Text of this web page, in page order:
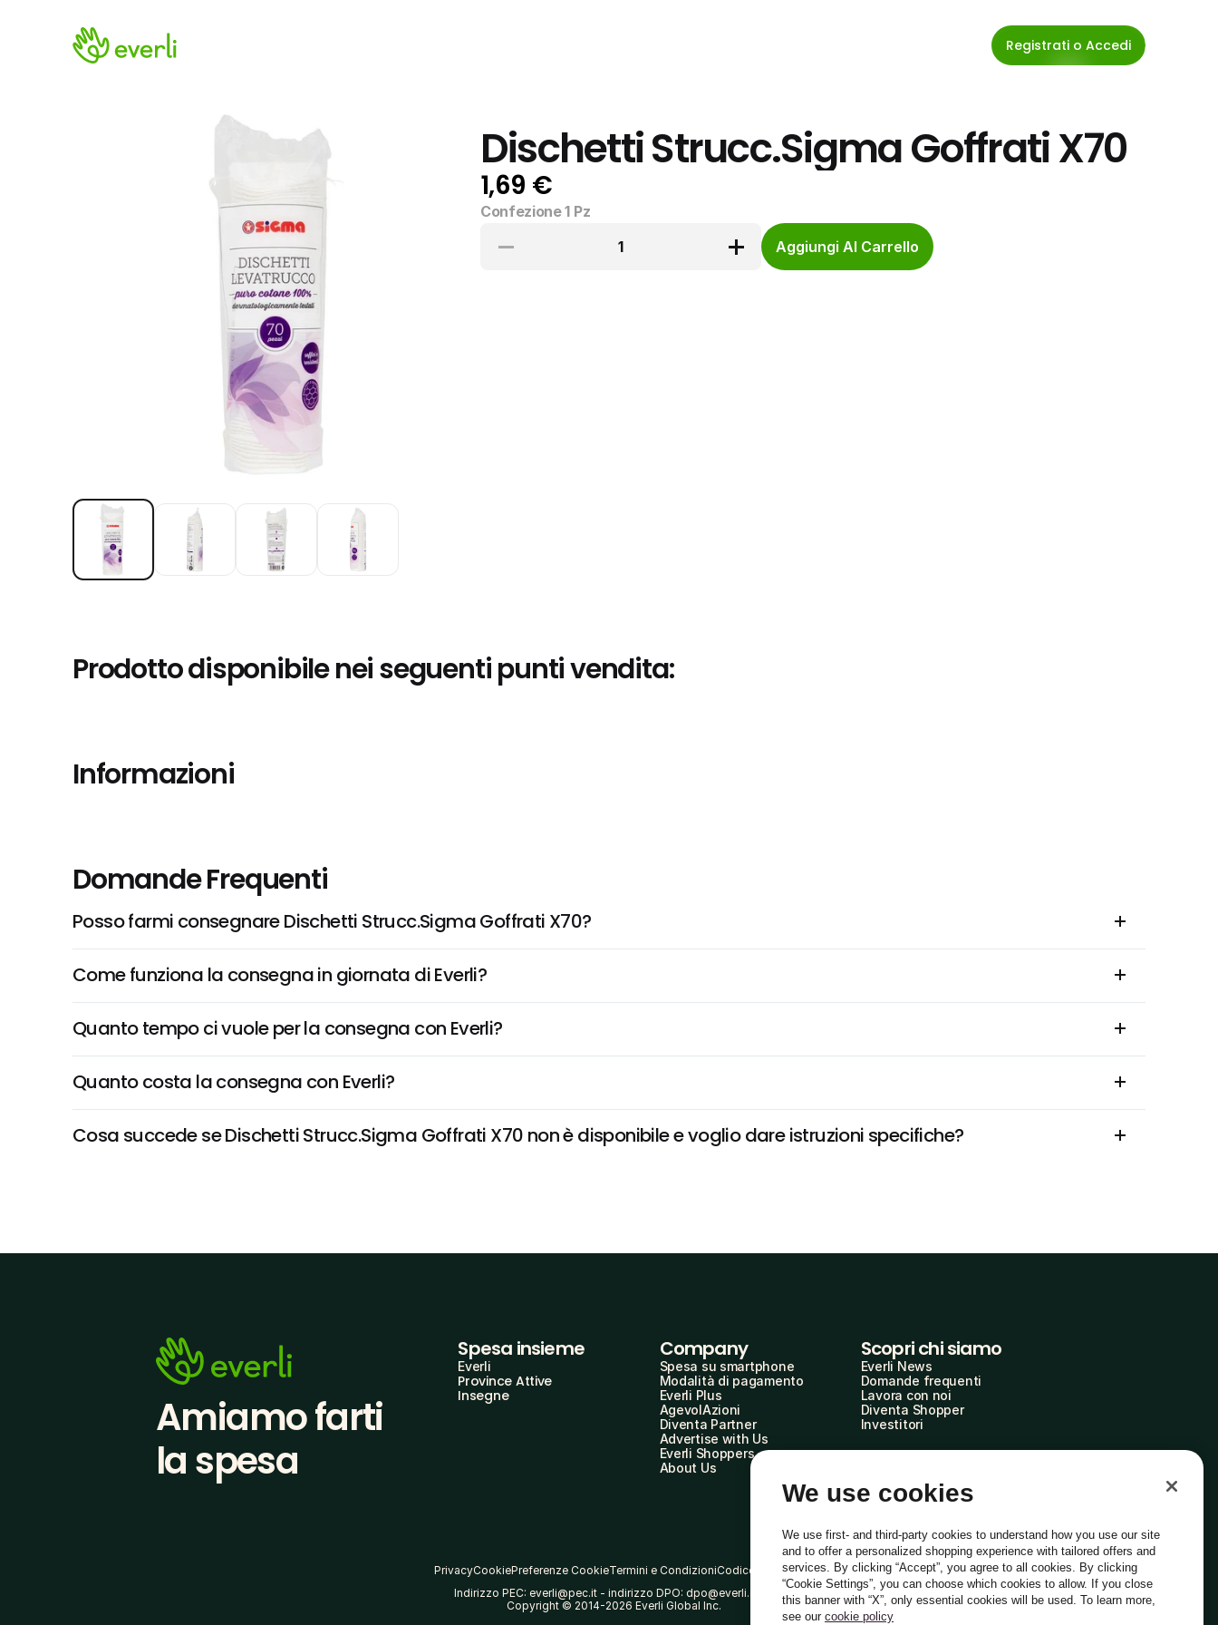
Registrati o Accedi
Dischetti Strucc.Sigma Goffrati X70
1,69 €
Confezione 1 Pz
1
Aggiungi Al Carrello
Prodotto disponibile nei seguenti punti vendita:
Informazioni
Domande Frequenti
Posso farmi consegnare Dischetti Strucc.Sigma Goffrati X70?
Come funziona la consegna in giornata di Everli?
Quanto tempo ci vuole per la consegna con Everli?
Quanto costa la consegna con Everli?
Cosa succede se Dischetti Strucc.Sigma Goffrati X70 non è disponibile e voglio dare istruzioni specifiche?
Amiamo farti
la spesa
Spesa insieme
Everli
Province Attive
Insegne
Company
Spesa su smartphone
Modalità di pagamento
Everli Plus
AgevolAzioni
Diventa Partner
Advertise with Us
Everli Shoppers
About Us
Scopri chi siamo
Everli News
Domande frequenti
Lavora con noi
Diventa Shopper
Investitori
PrivacyCookiePreferenze CookieTermini e CondizioniCodice Etico
Indirizzo PEC: everli@pec.it - indirizzo DPO: dpo@everli.com
Copyright © 2014-2026 Everli Global Inc.
Italiano
We use cookies
We use first- and third-party cookies to understand how you use our site
and to offer a personalized shopping experience with tailored offers and
services. By clicking “Accept”, you agree to all cookies. By clicking
“Cookie Settings”, you can choose which cookies to allow. If you close
this banner with “X”, only essential cookies will be used. To learn more,
see our cookie policy